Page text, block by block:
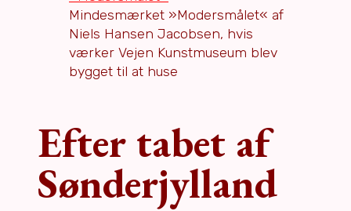
Mindesmærket »Modersmålet« af
Niels Hansen Jacobsen, hvis
værker Vejen Kunstmuseum blev
bygget til at huse
Efter tabet af
Sønderjylland